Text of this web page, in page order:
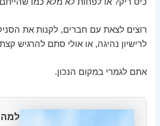
רוצים לצאת עם חברים, לקנות את
לרישיון נהיגה, או אולי סתם להרגיש
אתם לגמרי במקום הנכון.
למה